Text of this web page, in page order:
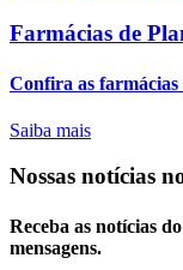
Farmácias de
Confira as farmácias
Saiba mais
Nossas notícias
Receba as notícias
mensagens.